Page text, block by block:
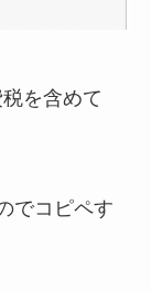
を含めて
でコピペす